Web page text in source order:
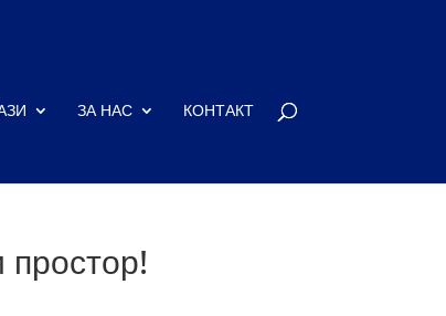
ЗА НАС КОНТАКТ
простор!